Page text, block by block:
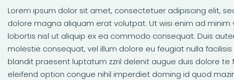
Lorem ipsum dolor sit amet, consectetuer adipiscing elit,
dolore magna aliquam erat volutpat. Ut wisi enim ad
lobortis nisl ut aliquip ex ea commodo consequat. Duis
molestie consequat, vel illum dolore eu feugiat nulla
blandit praesent luptatum zzril delenit augue duis dolore
eleifend option congue nihil imperdiet doming id quod